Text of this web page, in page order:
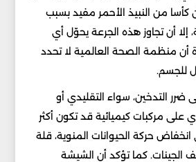
كأسا من النبيذ الأحمر مفيد بسبب
إلا أن تجاوز هذه الجرعة يحوّل أي
أن منظمة الصحة العالمية لا تحدد
للجسم.
ضرر التدخين، سواء التقليدي أو
على مركبات كيميائية قد تكون أكثر
انخفاض حركة الحيوانات المنوية، قلة
الجينات. كما تؤكد أن الشيشة